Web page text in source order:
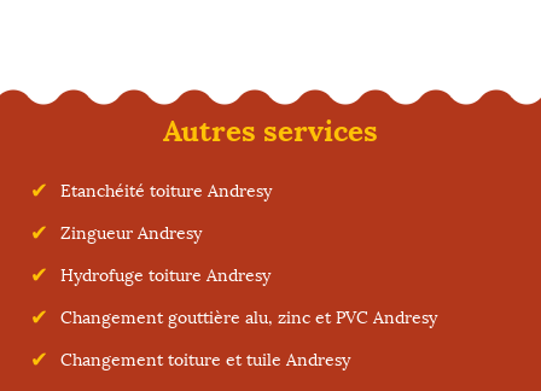
Autres services
Etanchéité toiture Andresy
Zingueur Andresy
Hydrofuge toiture Andresy
Changement gouttière alu, zinc et PVC Andresy
Changement toiture et tuile Andresy